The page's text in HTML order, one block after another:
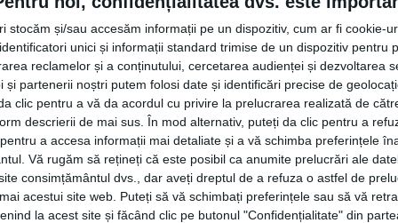
stocăm și/sau accesăm informații pe un dispozitiv, cum ar fi cookie-
unici și informații standard trimise de un dispozitiv pentru
reclamelor și a conținutului, cercetarea audienței și dezvoltarea
și partenerii noștri putem folosi date și identificări precise de
clic pentru a vă da acordul cu privire la prelucrarea realizată de
descrierii de mai sus. În mod alternativ, puteți da clic pentru a
a accesa informații mai detaliate și a vă schimba preferințele
Vă rugăm să rețineți că este posibil ca anumite prelucrări ale
consimțământul dvs., dar aveți dreptul de a refuza o astfel de
acestui site web. Puteți să vă schimbați preferințele sau să vă
la acest site și făcând clic pe butonul "Confidențialitate" din
”În Suceava chiar am fost surprins și mai ales noi,
am fost surprinși de faptul că nu am găsit pe
găsit cel mai mult”.
de garanție-returnare și a adăugat: ”Anul acesta,
pentru a declara de anul viitor o zi specială doar
așa putem să avem și în luna septembrie o
s-a desfășurat în Parcul Șipote, Parcul Zamca,